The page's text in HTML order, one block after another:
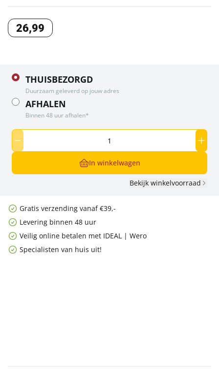
26,99
THUISBEZORGD
Duurzaam geleverd op jouw adres
AFHALEN
Binnen 48 uur afhalen*
In winkelwagen
Bekijk winkelvoorraad
Gratis verzending vanaf €39,-
Levering binnen 48 uur
Veilig online betalen met IDEAL | Wero
Specialisten van huis uit!